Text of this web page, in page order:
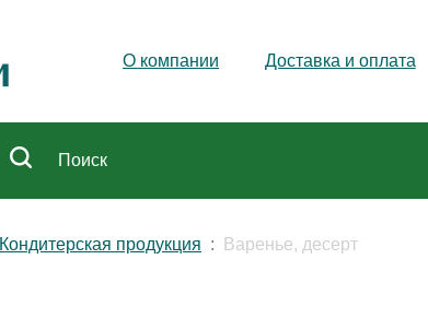
О компании Доставка и оплата
Кондитерская продукция Варенье, десерт